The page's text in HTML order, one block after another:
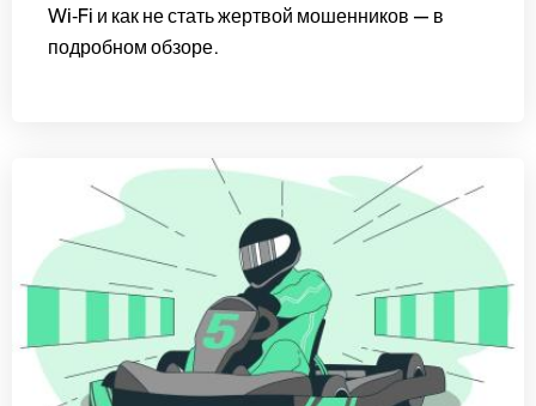
Wi‑Fi и как не стать жертвой мошенников — в
подробном обзоре.